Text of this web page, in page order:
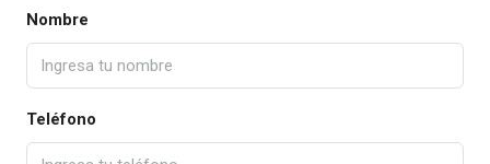
Nombre
Teléfono